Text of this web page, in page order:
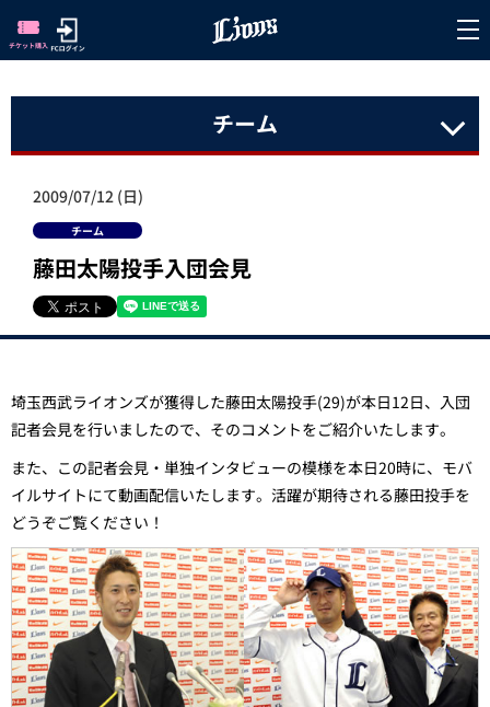
チーム
2009/07/12 (日)
チーム
藤田太陽投手入団会見
埼玉西武ライオンズが獲得した藤田太陽投手(29)が本日12日、入団
記者会見を行いましたので、そのコメントをご紹介いたします。
また、この記者会見・単独インタビューの模様を本日20時に、モバ
イルサイトにて動画配信いたします。活躍が期待される藤田投手を
どうぞご覧ください！